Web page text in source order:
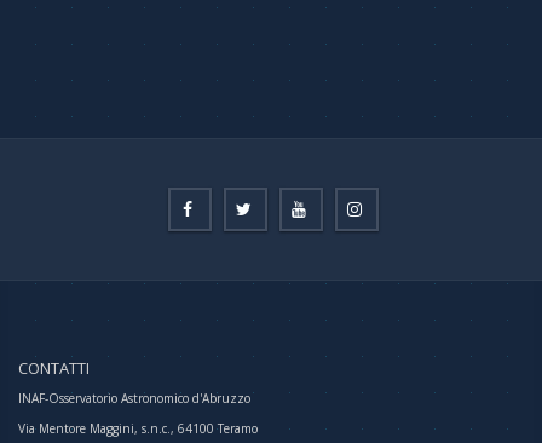
CONTATTI
INAF-Osservatorio Astronomico d'Abruzzo
Via Mentore Maggini, s.n.c., 64100 Teramo